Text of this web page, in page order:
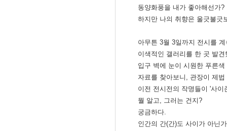
동양화풍을 내가 좋아해선가
하지만 나의 취향은 울긋불긋
아무튼 3월 3일까지 전시를
이색적인 갤러리를 한 곳 발견
입구 벽에 눈이 시원한 푸른
자료를 찾아보니, 관장이 제
이전 전시전의 작명들이 '사
뭘 알고, 그러는 건지?
궁금하다.
인간의 간(간)도 사이가 아닌